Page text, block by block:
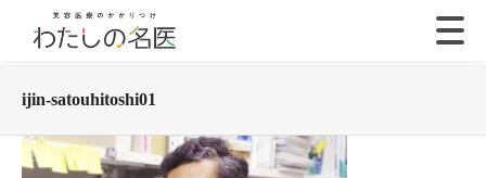
ijin-satouhitoshi01